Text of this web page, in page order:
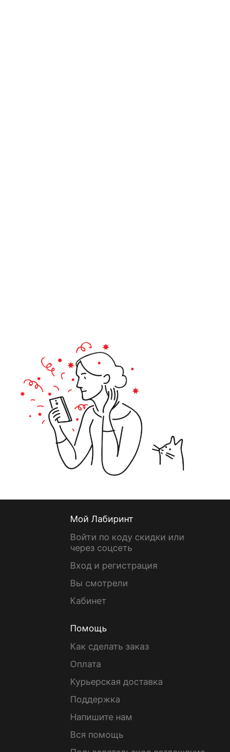
Мой Лабиринт
Войти по коду скидки или
через соцсеть
Вход и регистрация
Вы смотрели
Кабинет
Помощь
Как сделать заказ
Оплата
Курьерская доставка
Поддержка
Напишите нам
Вся помощь